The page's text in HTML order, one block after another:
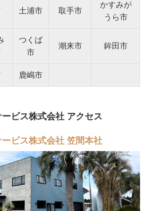
土浦市 取手市
かすみが
うら市
つくば
市
潮来市 鉾田市
鹿嶋市
ービス株式会社 アクセス
ービス株式会社 笠間本社